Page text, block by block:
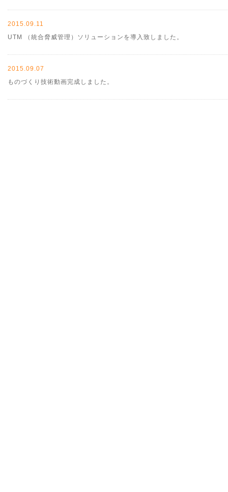
2015.09.11
UTM （統合脅威管理）ソリューションを導入致しました。
2015.09.07
ものづくり技術動画完成しました。